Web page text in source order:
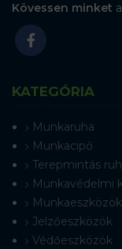
Kövessen minket
KATEGÓRIA
Munkaruha
Munkacipő
Terepmintás
Munkavédelmi
Munkaeszközök
Jelzőeszközök
Védőeszközök